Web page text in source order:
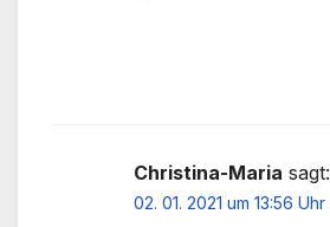
Christina-Maria sagt:
02. 01. 2021 um 13:56 Uhr